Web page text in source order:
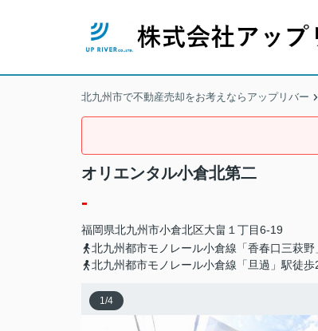
北九州市で不動産売却をお考えならアップリバー
オリエンタル小倉北第二
-
福岡県北九州市小倉北区大畠 １丁目6-19
北九州都市モノレール小倉線「香春口三萩
北九州都市モノレール小倉線「旦過」駅徒歩
1/4